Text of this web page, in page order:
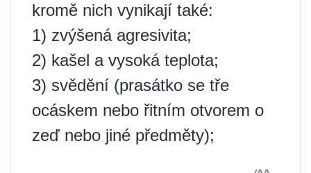
kromě nich vynikají také:
1) zvýšená agresivita;
2) kašel a vysoká teplota;
3) svědění (prasátko se tře
ocáskem nebo řitním otvorem o
zeď nebo jiné předměty);